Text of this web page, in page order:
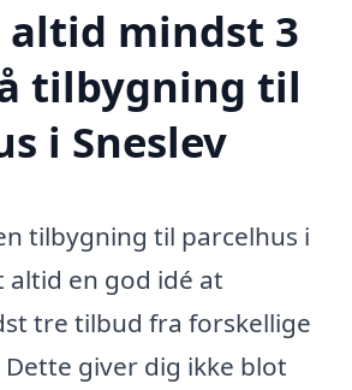
mindst 3
tilbygning til
i Sneslev
tilbygning til parcelhus i
altid en god idé at
tre tilbud fra forskellige
giver dig ikke blot